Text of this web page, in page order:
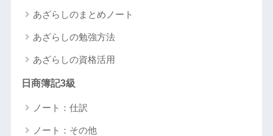
あざらしのまとめノート
あざらしの勉強方法
あざらしの資格活用
日商簿記3級
ノート：仕訳
ノート：その他